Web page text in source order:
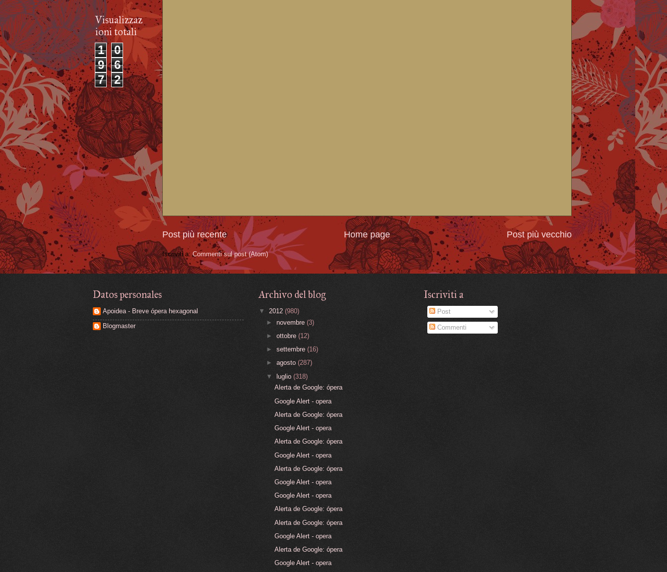
Post più recente Post più vecchio
Home page
Iscriviti a:Commenti sul post (Atom)
Visualizzaz
ioni totali
1
0
9
6
7
2
Datos personales
Apoidea - Breve ópera hexagonal
Blogmaster
Archivo del blog
▼ 2012 (980)
►novembre(3)
►ottobre(12)
►settembre(16)
►agosto(287)
▼luglio(318)
Alerta de Google: ópera
Google Alert - opera
Alerta de Google: ópera
Google Alert - opera
Alerta de Google: ópera
Google Alert - opera
Alerta de Google: ópera
Google Alert - opera
Google Alert - opera
Alerta de Google: ópera
Alerta de Google: ópera
Google Alert - opera
Alerta de Google: ópera
Google Alert - opera
Iscriviti a
Post
Commenti